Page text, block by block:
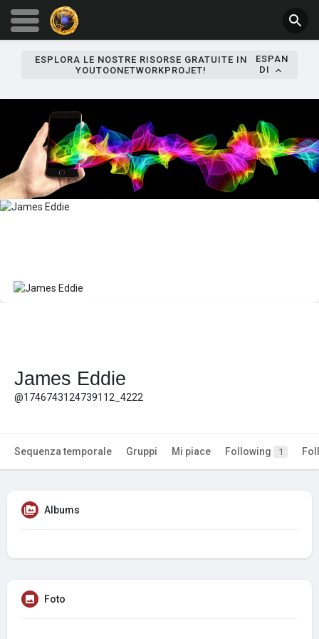
ESPLORA LE NOSTRE RISORSE GRATUITE IN
YOUTOONETWORKPROJET!
ESPAN
DI
James Eddie
@1746743124739112_4222
Sequenza temporale Gruppi Mi piace Following 1
Albums
Foto